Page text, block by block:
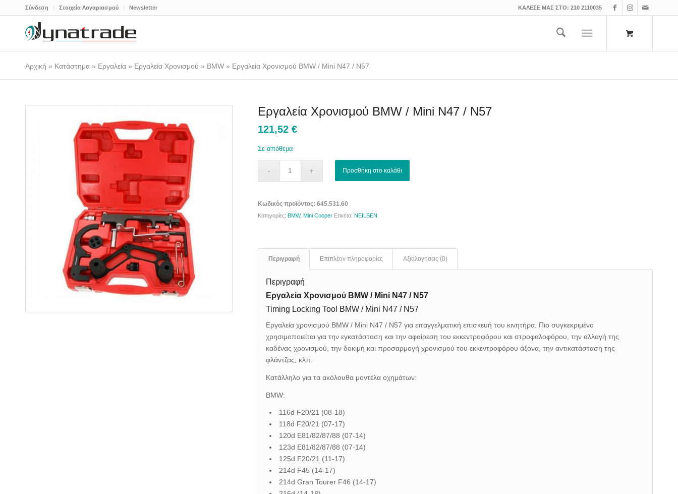
Σύνδεση Στοιχεία Λογαριασμού Newsletter ΚΑΛΕΣΕ ΜΑΣ ΣΤΟ: 210 2110035
Αρχική » Κατάστημα » Εργαλεία » Εργαλεία Χρονισμού » BMW » Εργαλεία Χρονισμού BMW / Mini N47 / N57
Εργαλεία Χρονισμού BMW / Mini N47 / N57
121,52 €
Σε απόθεμα
Προσθήκη στο καλάθι
Κωδικός προϊόντος: 645.531.60
Κατηγορίες: BMW, Mini Cooper Ετικέτα: NEILSEN
Περιγραφή Επιπλέον πληροφορίες Αξιολογήσεις (0)
Περιγραφή
Εργαλεία Χρονισμού BMW / Mini N47 / N57
Timing Locking Tool BMW / Mini N47 / N57
Εργαλεία χρονισμού BMW / Mini N47 / N57 για επαγγελματική επισκευή του κινητήρα. Πιο συγκεκριμένο
χρησιμοποιείται για την εγκατάσταση και την αφαίρεση του εκκεντροφόρου και στροφαλοφόρου, την αλλαγή της
καδένας χρονισμού, την δοκιμή και προσαρμογή χρονισμού του εκκεντροφόρου άξονα, την αντικατάσταση της
φλάντζας, κλπ.
Κατάλληλο για τα ακόλουθα μοντέλα οχημάτων:
BMW:
116d F20/21 (08-18)
118d F20/21 (07-17)
120d E81/82/87/88 (07-14)
123d E81/82/87/88 (07-14)
125d F20/21 (11-17)
214d F45 (14-17)
214d Gran Tourer F46 (14-17)